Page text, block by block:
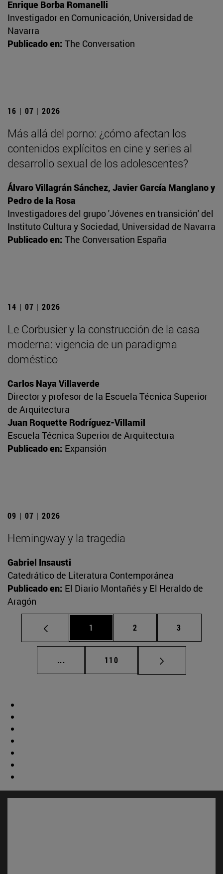
Enrique Borba Romanelli
Investigador en Comunicación, Universidad de
Navarra
Publicado en: The Conversation
16 | 07 | 2026
Más allá del porno: ¿cómo afectan los
contenidos explícitos en cine y series al
desarrollo sexual de los adolescentes?
Álvaro Villagrán Sánchez, Javier García Manglano y
Pedro de la Rosa
Investigadores del grupo 'Jóvenes en transición' del
Instituto Cultura y Sociedad, Universidad de Navarra
Publicado en: The Conversation España
14 | 07 | 2026
Le Corbusier y la construcción de la casa
moderna: vigencia de un paradigma
doméstico
Carlos Naya Villaverde
Director y profesor de la Escuela Técnica Superior
de Arquitectura
Juan Roquette Rodríguez-Villamil
Escuela Técnica Superior de Arquitectura
Publicado en: Expansión
09 | 07 | 2026
Hemingway y la tragedia
Gabriel Insausti
Catedrático de Literatura Contemporánea
Publicado en: El Diario Montañés y El Heraldo de
Aragón
Página
1 Página
2 Página
3
... Páginas intermedias Use TAB para
Página
110